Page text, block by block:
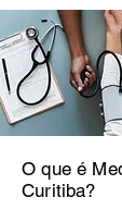
O que é
Curitiba?